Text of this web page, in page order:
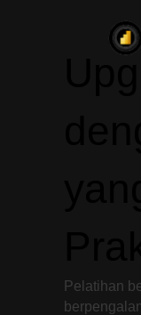
Pelatihan